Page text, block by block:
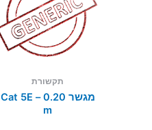
תקשורת
מגשר Cat 5E – 0.20
m